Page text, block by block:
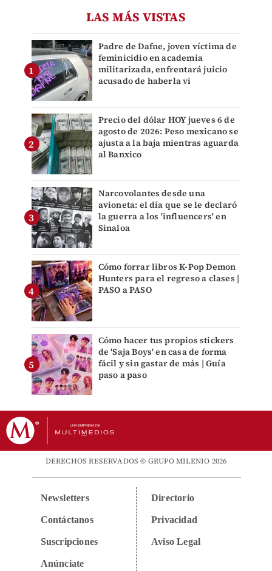
LAS MÁS VISTAS
Padre de Dafne, joven víctima de
feminicidio en academia
militarizada, enfrentará juicio
acusado de haberla vi
Precio del dólar HOY jueves 6 de
agosto de 2026: Peso mexicano se
ajusta a la baja mientras aguarda
al Banxico
Narcovolantes desde una
avioneta: el día que se le declaró
la guerra a los 'influencers' en
Sinaloa
Cómo forrar libros K-Pop Demon
Hunters para el regreso a clases |
PASO a PASO
Cómo hacer tus propios stickers
de 'Saja Boys' en casa de forma
fácil y sin gastar de más | Guía
paso a paso
DERECHOS RESERVADOS © GRUPO MILENIO 2026
Newsletters
Contáctanos
Suscripciones
Anúnciate
Directorio
Privacidad
Aviso Legal